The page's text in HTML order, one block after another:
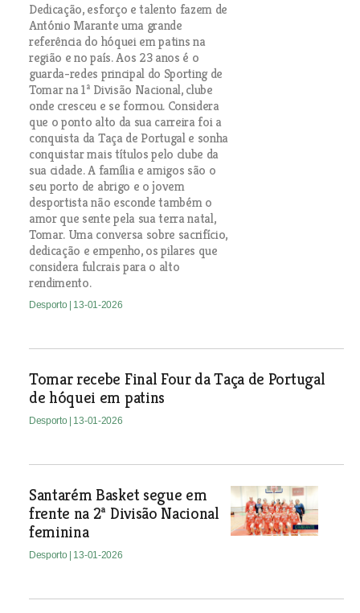
Dedicação, esforço e talento fazem de
António Marante uma grande
referência do hóquei em patins na
região e no país. Aos 23 anos é o
guarda-redes principal do Sporting de
Tomar na 1ª Divisão Nacional, clube
onde cresceu e se formou. Considera
que o ponto alto da sua carreira foi a
conquista da Taça de Portugal e sonha
conquistar mais títulos pelo clube da
sua cidade. A família e amigos são o
seu porto de abrigo e o jovem
desportista não esconde também o
amor que sente pela sua terra natal,
Tomar. Uma conversa sobre sacrifício,
dedicação e empenho, os pilares que
considera fulcrais para o alto
rendimento.
Desporto | 13-01-2026
Tomar recebe Final Four da Taça de Portugal
de hóquei em patins
Desporto | 13-01-2026
Santarém Basket segue em
frente na 2ª Divisão Nacional
feminina
Desporto | 13-01-2026